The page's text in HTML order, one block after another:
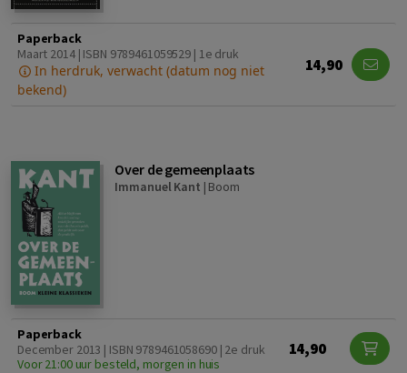
Paperback
Maart 2014 | ISBN 9789461059529 | 1e druk
In herdruk, verwacht (datum nog niet
bekend)
14,90
Over de gemeenplaats
Immanuel Kant | Boom
Paperback
December 2013 | ISBN 9789461058690 | 2e druk
Voor 21:00 uur besteld, morgen in huis
14,90